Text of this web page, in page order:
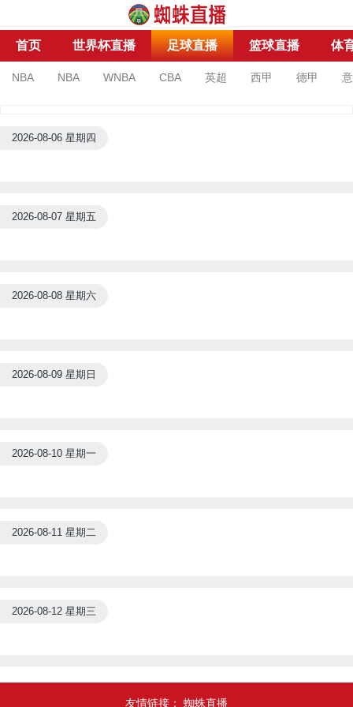
首页 世界杯直播 足球直播 篮球直播 体
NBA NBA WNBA CBA 英超 西甲 德甲
2026-08-06 星期四
2026-08-07 星期五
2026-08-08 星期六
2026-08-09 星期日
2026-08-10 星期一
2026-08-11 星期二
2026-08-12 星期三
友情链接： 蜘蛛直播